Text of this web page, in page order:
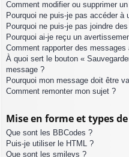
Comment modifier ou supprimer
Pourquoi ne puis-je pas accéder à
Pourquoi ne puis-je pas joindre
Pourquoi ai-je reçu un
Comment rapporter des messages
À quoi sert le bouton «
message ?
Pourquoi mon message doit être
Comment remonter mon sujet ?
Mise en forme et types
Que sont les BBCodes ?
Puis-je utiliser le HTML ?
Que sont les smileys ?